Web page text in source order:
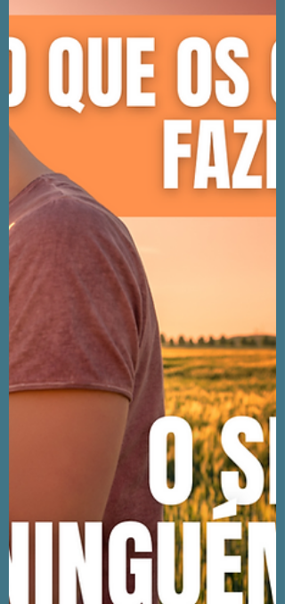
Mente Ainda É Infantil
Descubra por que muitos adultos ainda
reagem como crianças, o que isso revela
sobre suas dores e como é possível
amadurecer emocionalmente e retomar
o controle da própria vida.